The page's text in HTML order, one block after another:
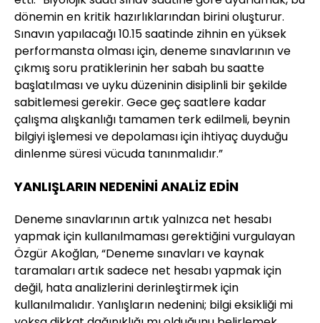
dönemin en kritik hazırlıklarından birini oluşturur.
Sınavın yapılacağı 10.15 saatinde zihnin en yüksek
performansta olması için, deneme sınavlarının ve
çıkmış soru pratiklerinin her sabah bu saatte
başlatılması ve uyku düzeninin disiplinli bir şekilde
sabitlemesi gerekir. Gece geç saatlere kadar
çalışma alışkanlığı tamamen terk edilmeli, beynin
bilgiyi işlemesi ve depolaması için ihtiyaç duyduğu
dinlenme süresi vücuda tanınmalıdır.”
YANLIŞLARIN NEDENİNİ ANALİZ EDİN
Deneme sınavlarının artık yalnızca net hesabı
yapmak için kullanılmaması gerektiğini vurgulayan
Özgür Akoğlan, “Deneme sınavları ve kaynak
taramaları artık sadece net hesabı yapmak için
değil, hata analizlerini derinleştirmek için
kullanılmalıdır. Yanlışların nedenini; bilgi eksikliği mi